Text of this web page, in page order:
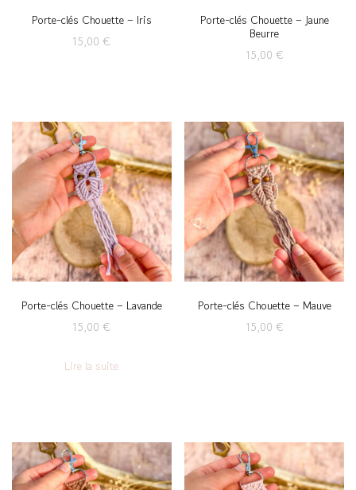
Porte-clés Chouette – Iris
15,00€
Porte-clés Chouette – Jaune
Beurre
15,00 €
Porte-clés Chouette – Lavande
15,00€
Lire la suite
Porte-clés Chouette – Mauve
15,00 €